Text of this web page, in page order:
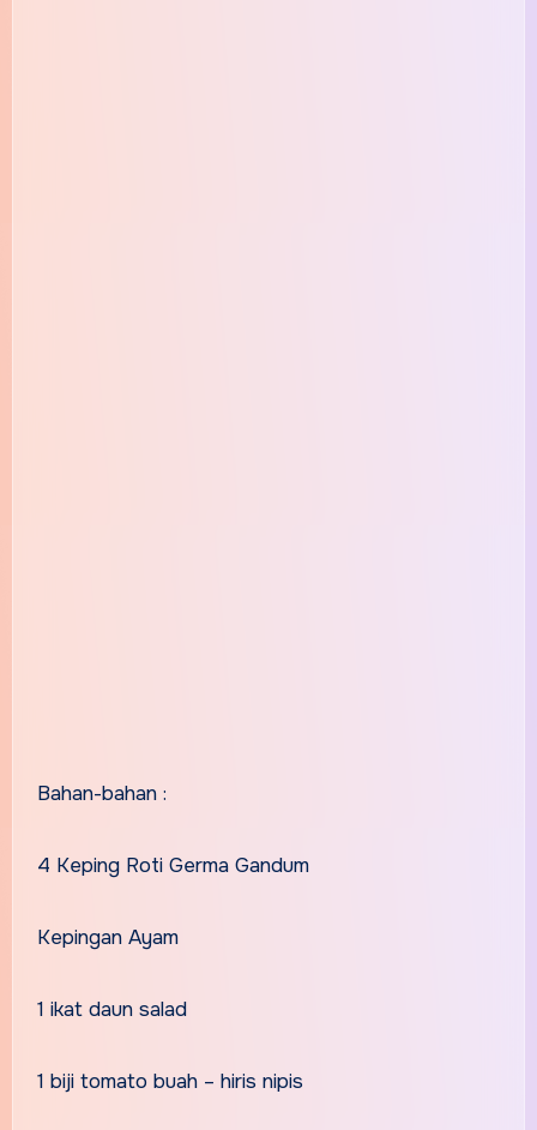
Bahan-bahan :
4 Keping Roti Germa Gandum
Kepingan Ayam
1 ikat daun salad
1 biji tomato buah – hiris nipis